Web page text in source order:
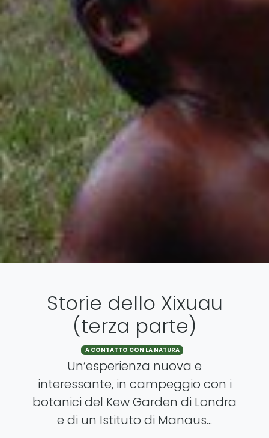
Storie dello Xixuau
(terza parte)
A CONTATTO CON LA NATURA
Un’esperienza nuova e
interessante, in campeggio con i
botanici del Kew Garden di Londra
e di un Istituto di Manaus...